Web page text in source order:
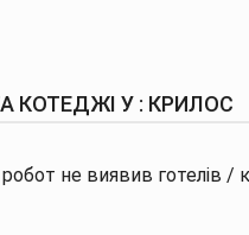
КОТЕДЖІ У : КРИЛОС
не виявив готелів /